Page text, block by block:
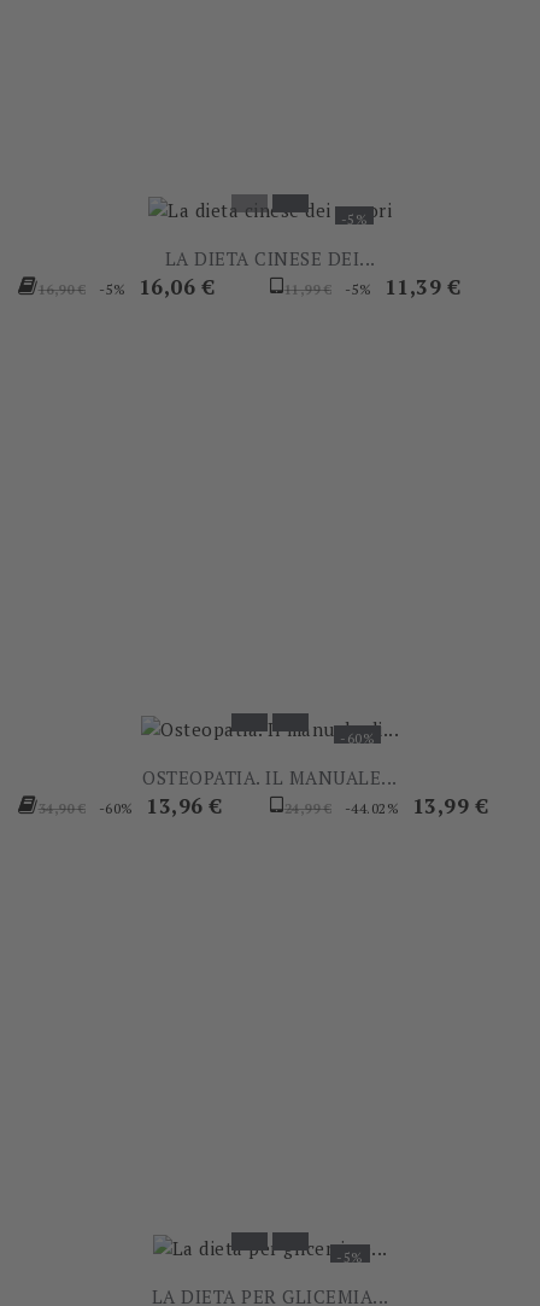
-5%
LA DIETA CINESE DEI...
Prezzo
16,90 € -5% Prezzo
16,06 €
Prezzo
11,99 € -5% Prezzo
11,39 €
-60%
OSTEOPATIA. IL MANUALE...
Prezzo
34,90 € -60% Prezzo
13,96 €
Prezzo
24,99 € -44.02% Prezzo
13,99 €
-5%
LA DIETA PER GLICEMIA...